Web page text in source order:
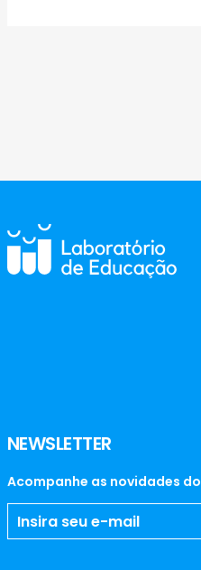
NEWSLETTER
Acompanhe as novidades